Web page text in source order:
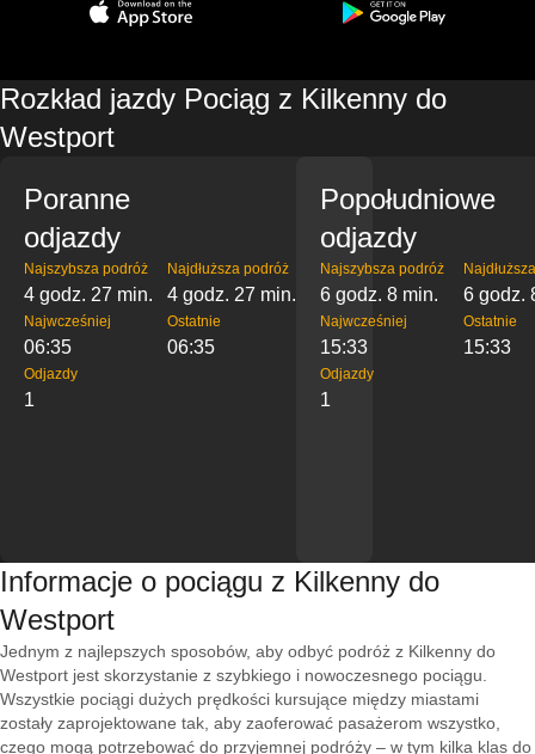
Rozkład jazdy Pociąg z Kilkenny do
Westport
Poranne
odjazdy
Najszybsza podróż
4 godz. 27 min.
Najdłuższa podróż
4 godz. 27 min.
Najwcześniej
06:35
Ostatnie
06:35
Odjazdy
1
Popołudniowe
odjazdy
Najszybsza podróż
6 godz. 8 min. 6 godz.
Najwcześniej
15:33
Ostatnie
15:33
Odjazdy
1
Informacje o pociągu z Kilkenny do
Westport
Jednym z najlepszych sposobów, aby odbyć podróż z Kilkenny do
Westport jest skorzystanie z szybkiego i nowoczesnego pociągu.
Wszystkie pociągi dużych prędkości kursujące między miastami
zostały zaprojektowane tak, aby zaoferować pasażerom wszystko,
czego mogą potrzebować do przyjemnej podróży – w tym kilka klas do